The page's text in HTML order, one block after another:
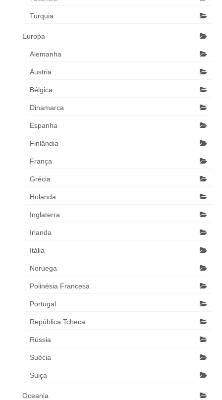
Turquia
Europa
Alemanha
Áustria
Bélgica
Dinamarca
Espanha
Finlândia
França
Grécia
Holanda
Inglaterra
Irlanda
Itália
Noruega
Polinésia Francesa
Portugal
República Tcheca
Rússia
Suécia
Suiça
Oceania